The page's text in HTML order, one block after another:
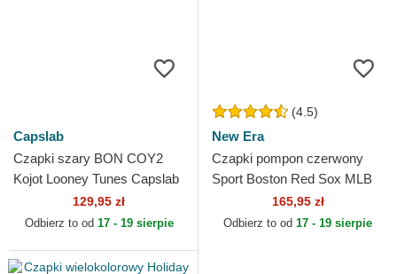
Capslab
Czapki szary BON COY2
Kojot Looney Tunes Capslab
129,95 zł
Odbierz to od 17 - 19 sierpie
(4.5)
New Era
Czapki pompon czerwony
Sport Boston Red Sox MLB
165,95 zł
Odbierz to od 17 - 19 sierpie